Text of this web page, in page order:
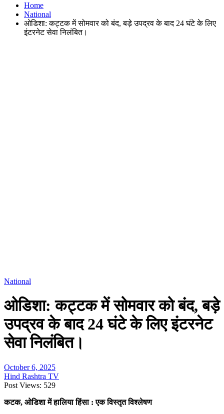
Home
National
ओडिशा: कट्टक में सोमवार को बंद, बड़े उपद्रव के बाद 24 घंटे के लिए
इंटरनेट सेवा निलंबित।
National
ओडिशा: कट्टक में सोमवार को बंद, बड़े
उपद्रव के बाद 24 घंटे के लिए इंटरनेट
सेवा निलंबित।
October 6, 2025
Hind Rashtra TV
Post Views: 529
कटक, ओडिशा में हालिया हिंसा : एक विस्तृत विश्लेषण